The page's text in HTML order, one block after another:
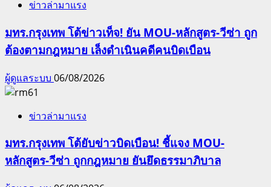
ข่าวล่ามาแรง
มทร.กรุงเทพ โต้ข่าวเท็จ! ยัน MOU-หลักสูตร-วีซ่า ถูก
ต้องตามกฎหมาย เล็งดำเนินคดีคนบิดเบือน
ผู้ดูแลระบบ 06/08/2026
ข่าวล่ามาแรง
มทร.กรุงเทพ โต้ยับข่าวบิดเบือน! ชี้แจง MOU-
หลักสูตร-วีซ่า ถูกกฎหมาย ยันยึดธรรมาภิบาล